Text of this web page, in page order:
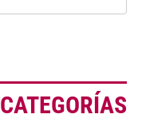
CATEGORÍAS